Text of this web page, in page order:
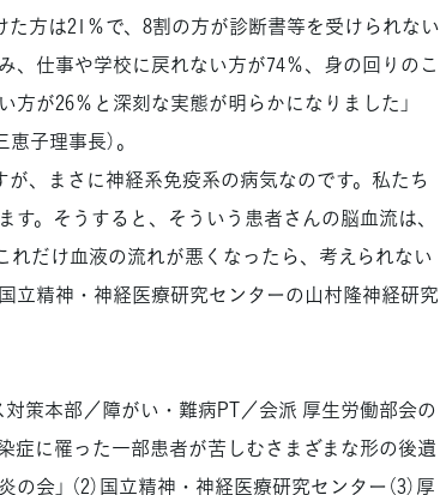
方は21％で、8割の方が診断書等を受けられない
、仕事や学校に戻れない方が74％、身の回りのこ
方が26％と深刻な実態が明らかになりました」
子理事長）。
、まさに神経系免疫系の病気なのです。私たち
。そうすると、そういう患者さんの脳血流は、
れだけ血液の流れが悪くなったら、考えられない
立精神・神経医療研究センターの山村隆神経研究
策本部／障がい・難病PT／会派 厚生労働部会の
症に罹った一部患者が苦しむさまざまな形の後遺
会」 （2）国立精神・神経医療研究センター（3）厚